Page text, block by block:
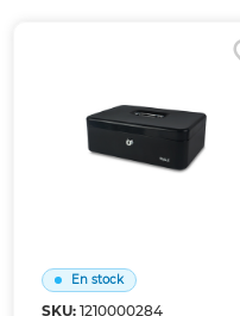
En stock
SKU: 1210000284